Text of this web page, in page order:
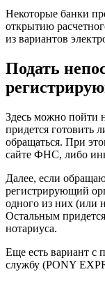
Некоторые банки
открытию
из вариантов
Подать
Здесь можно пойти
придется готовить
обращаться. При
сайте ФНС, либо
Далее, если
регистрирующий
одного из них (или
Остальным
нотариуса.
Еще есть вариант с
службу (PONY